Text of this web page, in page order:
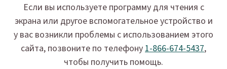
Если вы используете программу для чтения с
экрана или другое вспомогательное устройство и
у вас возникли проблемы с использованием этого
сайта, позвоните по телефону 1-866-674-5437,
чтобы получить помощь.